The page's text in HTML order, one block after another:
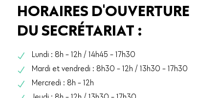
HORAIRES D'OUVERTURE
DU SECRÉTARIAT :
Lundi : 8h - 12h / 14h45 - 17h30
Mardi et vendredi : 8h30 - 12h / 13h30 - 17h30
Mercredi : 8h - 12h